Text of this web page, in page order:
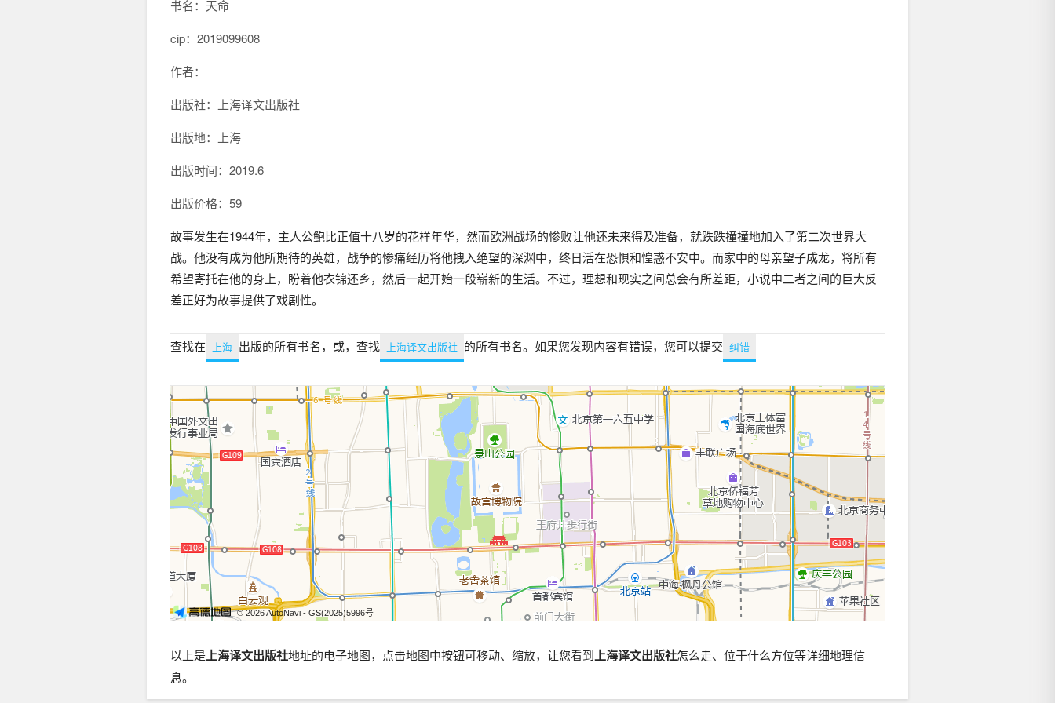
书名：天命
cip： 2019099608
作者：
出版社：上海译文出版社
出版地：上海
出版时间：2019.6
出版价格：59
故事发生在1944年，主人公鲍比正值十八岁的花样年华，然而欧洲战场的惨败让他还未来得及准备，就跌跌撞撞地加入了第二次世界大
战。他没有成为他所期待的英雄，战争的惨痛经历将他拽入绝望的深渊中，终日活在恐惧和惶惑不安中。而家中的母亲望子成龙，将所有
希望寄托在他的身上，盼着他衣锦还乡，然后一起开始一段崭新的生活。不过，理想和现实之间总会有所差距，小说中二者之间的巨大反
差正好为故事提供了戏剧性。
查找在 上海 出版的所有书名，或，查找 上海译文出版社 的所有书名。如果您发现内容有错误，您可以提交 纠错
© 2026 AutoNavi - GS(2025)5996号
以上是上海译文出版社地址的电子地图，点击地图中按钮可移动、缩放，让您看到上海译文出版社怎么走、位于什么方位等详细地理信
息。